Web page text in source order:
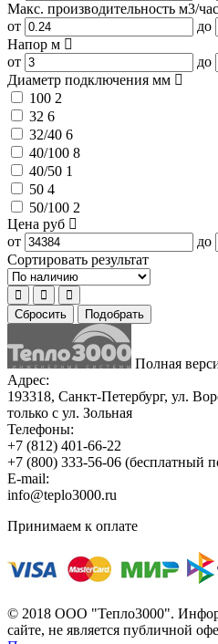
Макс. производительность м3/час
от
до
Напор м
от
до
Диаметр подключения мм
100 2
32 6
32/40 6
40/100 8
40/50 1
50 4
50/100 2
Цена руб
от
до
Сортировать результат
Сбросить Подобрать
Полная
Адрес:
193318, Санкт-Петербург, ул.
только с ул. Зольная
Телефоны:
+7 (812) 401-66-22
+7 (800) 333-56-06 (бесплатный
E-mail:
info@teplo3000.ru
Принимаем к оплате
© 2018 ООО "Тепло3000".
сайте, не является публичной